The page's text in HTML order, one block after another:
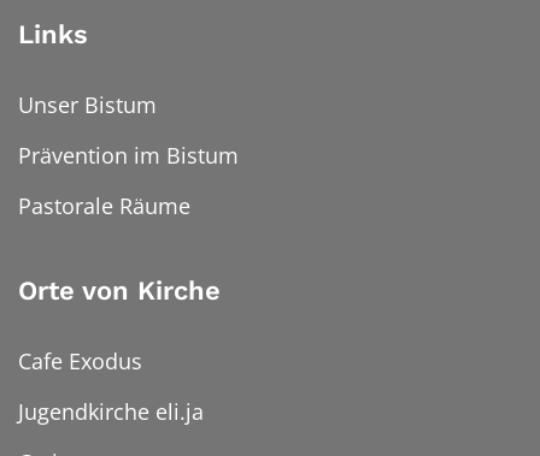
Links
Unser Bistum
Prävention im Bistum
Pastorale Räume
Orte von Kirche
Cafe Exodus
Jugendkirche eli.ja